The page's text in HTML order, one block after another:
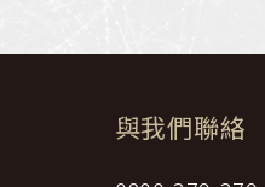
大洋遊輪
迪士尼遊輪
與我們聯絡